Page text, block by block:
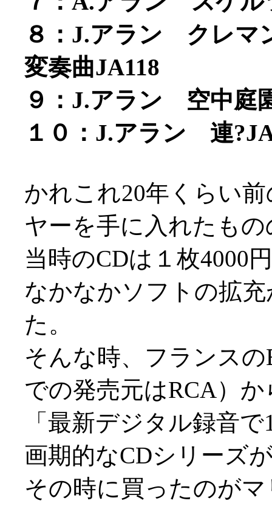
８：J.アラン クレマ
変奏曲JA118
９：J.アラン 空中庭
１０：J.アラン 連
かれこれ20年くらい
ヤーを手に入れたもの
当時のCDは１枚4000
なかなかソフトの拡
た。
そんな時、フランス
での発売元はRCA）か
「最新デジタル録音
画期的なCDシリーズ
その時に買ったのが